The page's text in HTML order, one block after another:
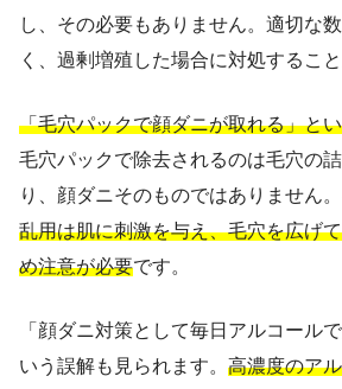
し、その必要もありません。適切な
く、過剰増殖した場合に対処すること
「毛穴パックで顔ダニが取れる」と
毛穴パックで除去されるのは毛穴の
り、顔ダニそのものではありません
乱用は肌に刺激を与え、毛穴を広げ
め注意が必要です。
「顔ダニ対策として毎日アルコール
いう誤解も見られます。 高濃度のア